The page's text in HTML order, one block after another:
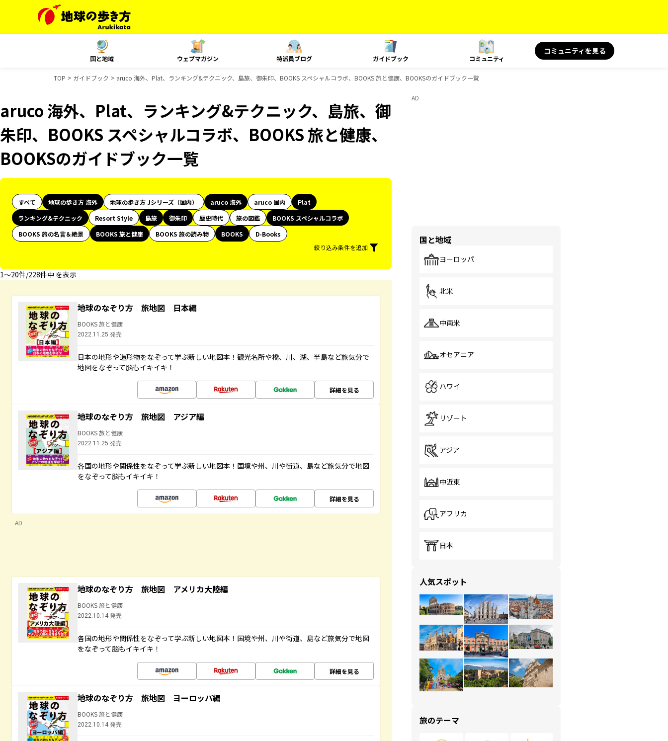
国と地域 ウェブマガジン 特派員ブログ ガイドブック コミュニティ
コミュニティを見る
TOP ガイドブック aruco 海外、Plat、ランキング&テクニック、島旅、御朱印、BOOKS スペシャルコラボ、BOOKS 旅と健康、BOOKSのガイドブック一覧
aruco 海外、Plat、ランキング&テクニック、島旅、御
朱印、BOOKS スペシャルコラボ、BOOKS 旅と健康、
BOOKSのガイドブック一覧
すべて 地球の歩き方 海外 地球の歩き方 Jシリーズ（国内） aruco 海外 aruco 国内
Plat
ランキング&テクニック
Resort Style 島旅 御朱印 歴史時代 旅の図鑑
BOOKS スペシャルコラボ
BOOKS 旅の名言＆絶景
BOOKS 旅と健康 BOOKS 旅の読み物 BOOKS
D-Books
絞り込み条件を追加
1〜20件/228件中 を表示
地球のなぞり方 旅地図 日本編
BOOKS 旅と健康
2022.11.25 発売
日本の地形や造形物をなぞって学ぶ新しい地図本！観光名所や橋、川、湖、半島など旅気分で
地図をなぞって脳もイキイキ！
詳細を見る
地球のなぞり方 旅地図 アジア編
BOOKS 旅と健康
2022.11.25 発売
各国の地形や関係性をなぞって学ぶ新しい地図本！国境や州、川や街道、島など旅気分で地図
をなぞって脳もイキイキ！
詳細を見る
AD
地球のなぞり方 旅地図 アメリカ大陸編
BOOKS 旅と健康
2022.10.14 発売
各国の地形や関係性をなぞって学ぶ新しい地図本！国境や州、川や街道、島など旅気分で地図
をなぞって脳もイキイキ！
詳細を見る
地球のなぞり方 旅地図 ヨーロッパ編
BOOKS 旅と健康
2022.10.14 発売
AD
国と地域
ヨーロッパ
北米
中南米
オセアニア
ハワイ
リゾート
アジア
中近東
アフリカ
日本
人気スポット
旅のテーマ